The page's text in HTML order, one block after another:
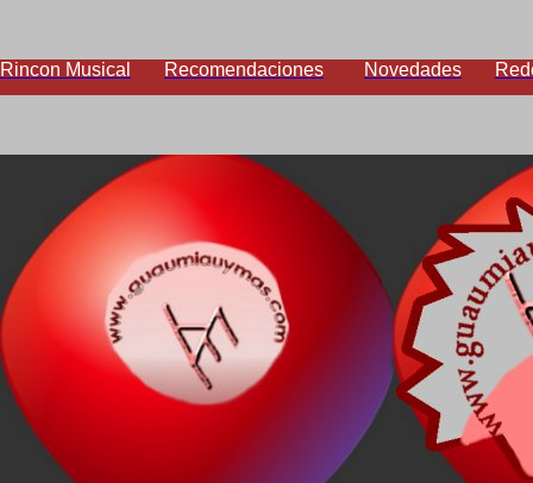
Rincon Musical Recomendaciones Novedades